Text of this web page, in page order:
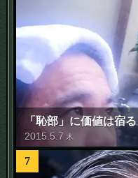
「恥部」に価値は宿る
2015 5 .7 木
7